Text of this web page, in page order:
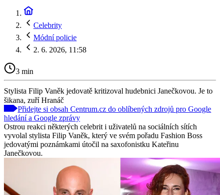
Celebrity
Módní policie
2. 6. 2026, 11:58
3 min
Stylista Filip Vaněk jedovatě kritizoval hudebnici Janečkovou. Je to
šikana, zuří Hranáč
Přidejte si obsah Centrum.cz do oblíbených zdrojů pro Google
hledání a Google zprávy
Ostrou reakci některých celebrit i uživatelů na sociálních sítích
vyvolal stylista Filip Vaněk, který ve svém pořadu Fashion Boss
jedovatými poznámkami útočil na saxofonistku Kateřinu
Janečkovou.